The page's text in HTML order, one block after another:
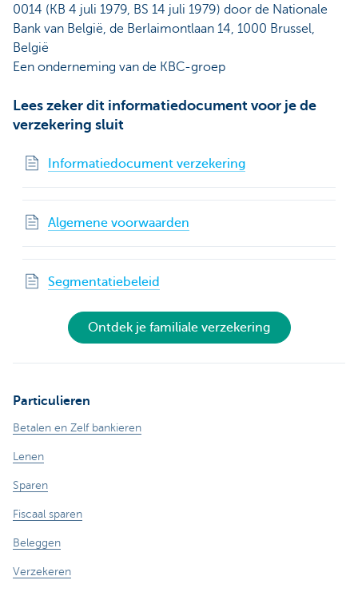
0014 (KB 4 juli 1979, BS 14 juli 1979) door de Nationale
Bank van België, de Berlaimontlaan 14, 1000 Brussel,
België
Een onderneming van de KBC-groep
Lees zeker dit informatiedocument voor je de
verzekering sluit
Informatiedocument verzekering
Algemene voorwaarden
Segmentatiebeleid
Ontdek je familiale verzekering
Particulieren
Betalen en Zelf bankieren
Lenen
Sparen
Fiscaal sparen
Beleggen
Verzekeren